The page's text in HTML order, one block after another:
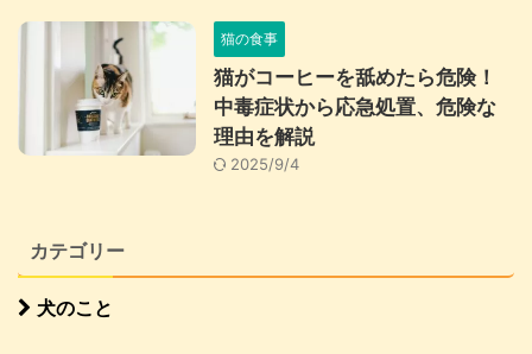
猫の食事
猫がコーヒーを舐めたら危険！
中毒症状から応急処置、危険な
理由を解説
2025/9/4
カテゴリー
犬のこと